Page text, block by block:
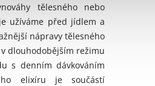
tělesného nebo
užíváme před jídlem a
nápravy tělesného
dlouhodobějším režimu
s denním dávkováním
elixíru je součástí